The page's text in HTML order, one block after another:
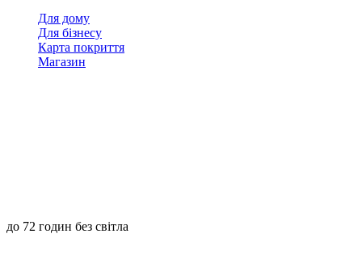
Для дому
Для бізнесу
Карта покриття
Магазин
до 72 годин без світла